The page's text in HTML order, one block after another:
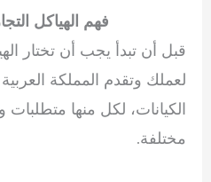
فهم الهياكل
قبل أن تبدأ يجب أن تختار
لعملك وتقدم المملكة
الكيانات، لكل منها
مختلفة.